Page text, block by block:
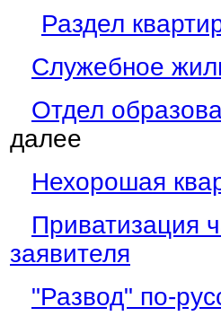
Раздел
Служебное
Отдел
далее
Нехорошая
Приватизация
заявителя
"Развод" по-